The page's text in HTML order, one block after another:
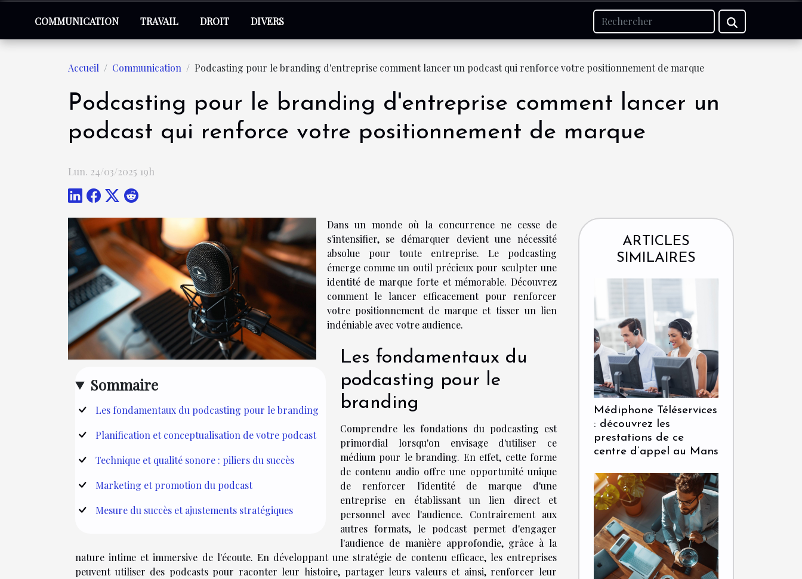
COMMUNICATION TRAVAIL DROIT DIVERS
Accueil Communication Podcasting pour le branding d'entreprise comment lancer un podcast qui renforce votre positionnement de marque
Podcasting pour le branding d'entreprise comment lancer un
podcast qui renforce votre positionnement de marque
Lun. 24/03/2025 19h
Sommaire
Les fondamentaux du podcasting pour le branding
Planification et conceptualisation de votre podcast
Technique et qualité sonore : piliers du succès
Marketing et promotion du podcast
Mesure du succès et ajustements stratégiques
Dans un monde où la concurrence ne cesse de
s'intensifier, se démarquer devient une nécessité
absolue pour toute entreprise. Le podcasting
émerge comme un outil précieux pour sculpter une
identité de marque forte et mémorable. Découvrez
comment le lancer efficacement pour renforcer
votre positionnement de marque et tisser un lien
indéniable avec votre audience.
Les fondamentaux du
podcasting pour le
branding
Comprendre les fondations du podcasting est
primordial lorsqu'on envisage d'utiliser ce
médium pour le branding. En effet, cette forme
de contenu audio offre une opportunité unique
de renforcer l'identité de marque d'une
entreprise en établissant un lien direct et
personnel avec l'audience. Contrairement aux
autres formats, le podcast permet d'engager
l'audience de manière approfondie, grâce à la
nature intime et immersive de l'écoute. En développant une stratégie de contenu efficace, les entreprises
peuvent utiliser des podcasts pour raconter leur histoire, partager leurs valeurs et ainsi, renforcer leur
ARTICLES
SIMILAIRES
Médiphone Téléservices
: découvrez les
prestations de ce
centre d’appel au Mans